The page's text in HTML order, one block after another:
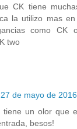
CK tiene
la utilizo mas
como
two
27 de mayo de
tiene un olor que
besos!